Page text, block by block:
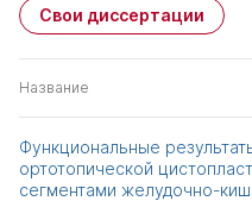
Свои диссертации
Название
Функциональные
ортотопической
сегментами желудочно-